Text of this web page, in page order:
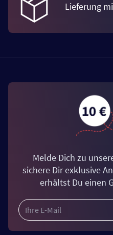
Lieferung
Melde Dich zu
sichere Dir exklusive
erhältst Du einen